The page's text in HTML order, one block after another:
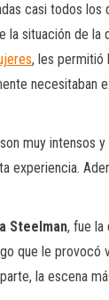
casi todos los
situación de la
, les permitió
necesitaban
muy intensos y
experiencia.
Steelman, fue la
que le provocó
la escena